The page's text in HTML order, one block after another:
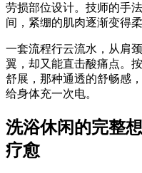
劳损部位设计。技师的手
间，紧绷的肌肉逐渐变得
一套流程行云流水，从肩
翼，却又能直击酸痛点。
舒展，那种通透的舒畅感
给身体充一次电。
洗浴休闲的完整
疗愈